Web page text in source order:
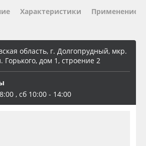
Характеристики Применение
область, г. Долгопрудный, мкр.
Горького, дом 1, строение 2
, сб 10:00 - 14:00